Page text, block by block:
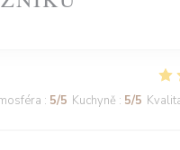
: 5/5 Kuchyně : 5/5